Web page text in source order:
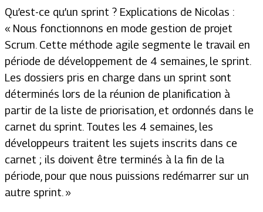
Qu’est-ce qu’un sprint ? Explications de Nicolas :
« Nous fonctionnons en mode gestion de projet
Scrum. Cette méthode agile segmente le travail en
période de développement de 4 semaines, le sprint.
Les dossiers pris en charge dans un sprint sont
déterminés lors de la réunion de planification à
partir de la liste de priorisation, et ordonnés dans le
carnet du sprint. Toutes les 4 semaines, les
développeurs traitent les sujets inscrits dans ce
carnet ; ils doivent être terminés à la fin de la
période, pour que nous puissions redémarrer sur un
autre sprint. »